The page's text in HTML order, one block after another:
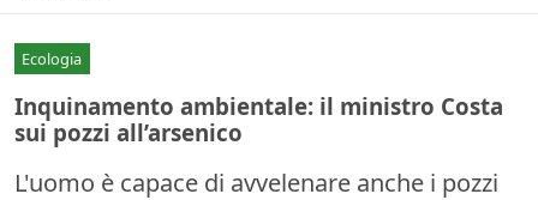
Ecologia
Inquinamento ambientale: il ministro Costa
sui pozzi all’arsenico
L'uomo è capace di avvelenare anche i pozzi